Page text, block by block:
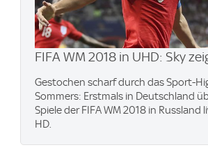
FIFA WM 2018 in UHD: Sky
Gestochen scharf durch das Sport-
Sommers: Erstmals in Deutschland
Spiele der FIFA WM 2018 in Russland
HD.